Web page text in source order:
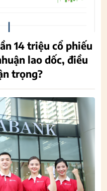
14 triệu cổ phiếu
lao dốc, điều
trọng?